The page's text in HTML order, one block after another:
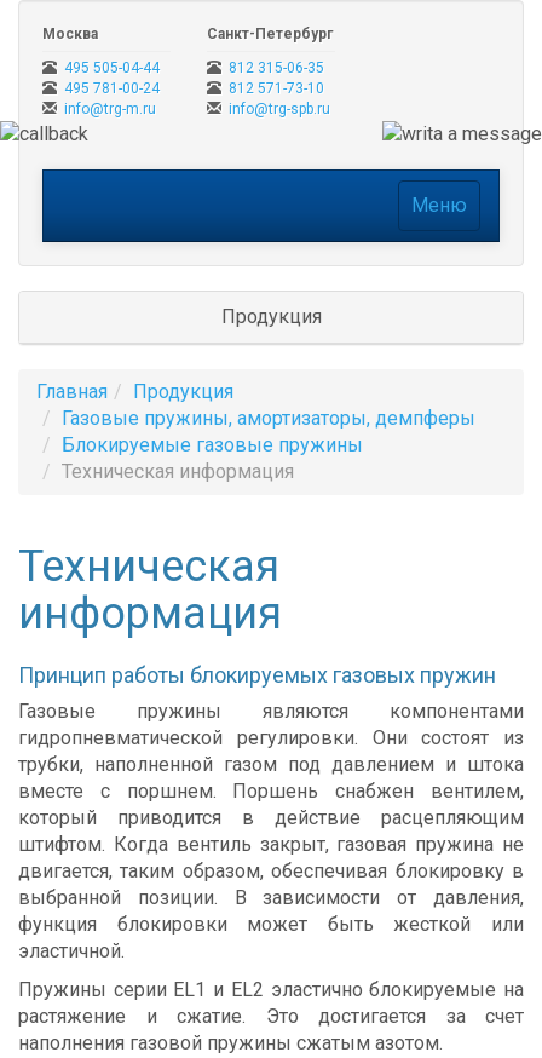
Москва
495 505-04-44
495 781-00-24
info@trg-m.ru
Санкт-Петербург
812 315-06-35
812 571-73-10
info@trg-spb.ru
Меню
Продукция
Главная
Продукция
Газовые пружины, амортизаторы, демпферы
Блокируемые газовые пружины
Техническая информация
Техническая
информация
Принцип работы блокируемых газовых пружин
Газовые пружины являются компонентами
гидропневматической регулировки. Они состоят из
трубки, наполненной газом под давлением и штока
вместе с поршнем. Поршень снабжен вентилем,
который приводится в действие расцепляющим
штифтом. Когда вентиль закрыт, газовая пружина не
двигается, таким образом, обеспечивая блокировку в
выбранной позиции. В зависимости от давления,
функция блокировки может быть жесткой или
эластичной.
Пружины серии EL1 и EL2 эластично блокируемые на
растяжение и сжатие. Это достигается за счет
наполнения газовой пружины сжатым азотом.